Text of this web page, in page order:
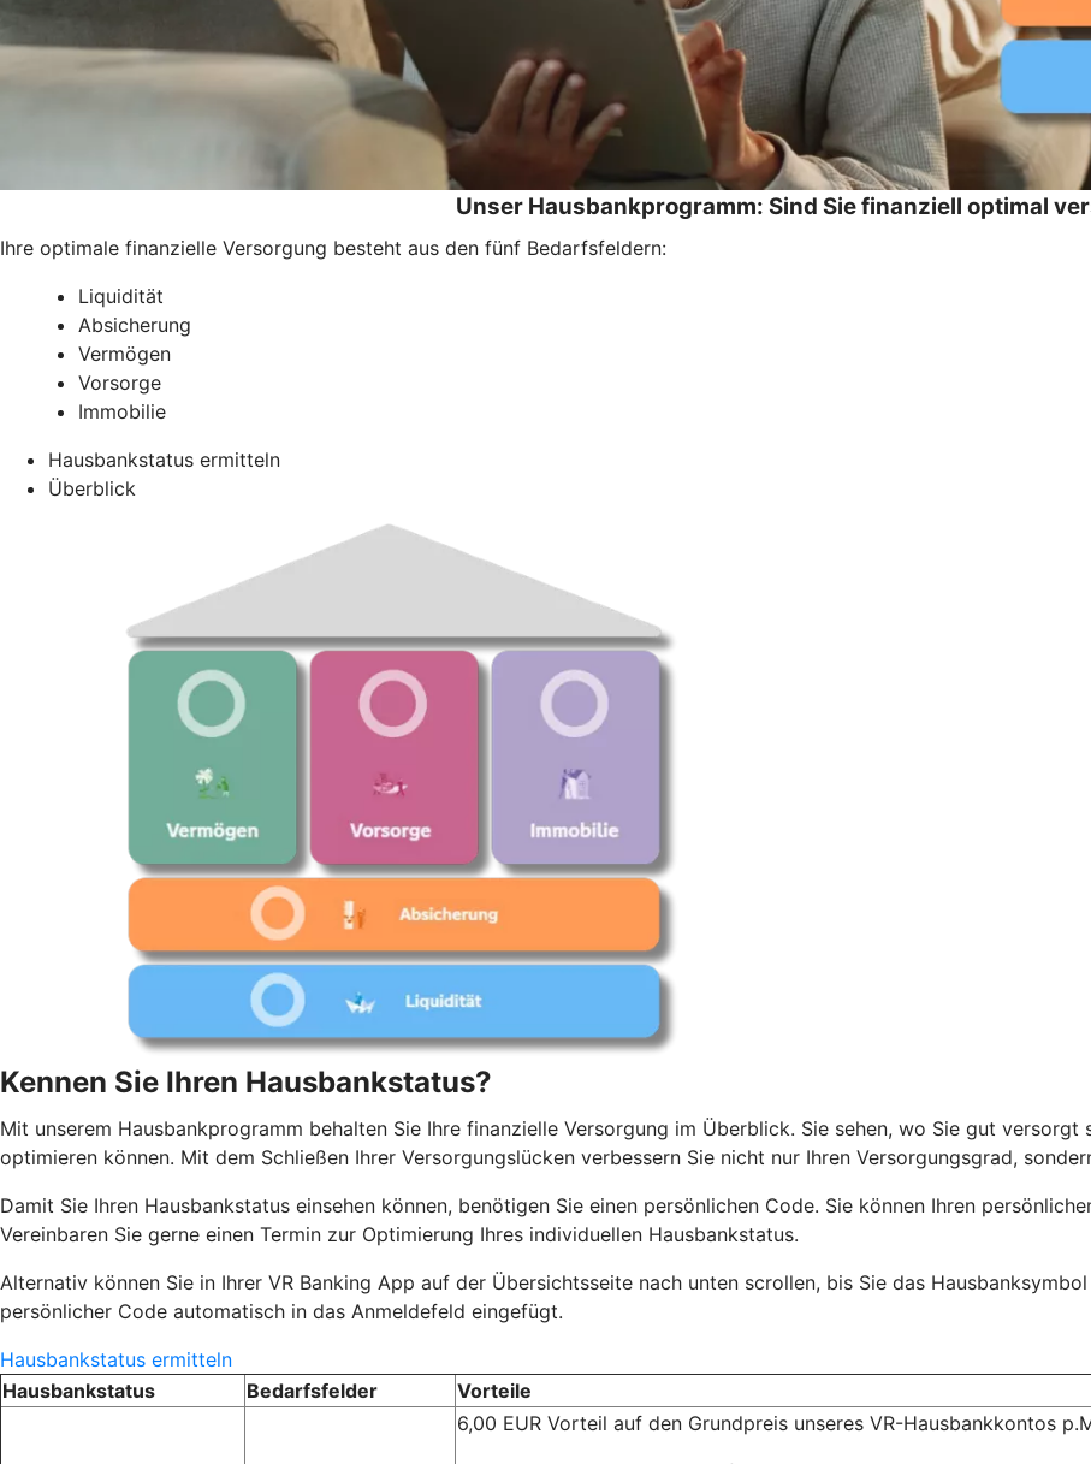
Unser Hausbankprogramm: Sind Sie finanziell optimal
Ihre optimale finanzielle Versorgung besteht aus den fünf Bedarfsfeldern:
Liquidität
Absicherung
Vermögen
Vorsorge
Immobilie
Hausbankstatus ermitteln
Überblick
Kennen Sie Ihren Hausbankstatus?
Mit unserem Hausbankprogramm behalten Sie Ihre finanzielle Versorgung im Überblick. Sie sehen, wo Sie gut
optimieren können. Mit dem Schließen Ihrer Versorgungslücken verbessern Sie nicht nur Ihren Versorgungsgrad,
Damit Sie Ihren Hausbankstatus einsehen können, benötigen Sie einen persönlichen Code. Sie können Ihren
Vereinbaren Sie gerne einen Termin zur Optimierung Ihres individuellen Hausbankstatus.
Alternativ können Sie in Ihrer VR Banking App auf der Übersichtsseite nach unten scrollen, bis Sie das
persönlicher Code automatisch in das Anmeldefeld eingefügt.
Hausbankstatus ermitteln
Hausbankstatus
Bedarfsfelder Vorteile
6,00 EUR Vorteil auf den Grundpreis unseres VR-Hausbankkontos